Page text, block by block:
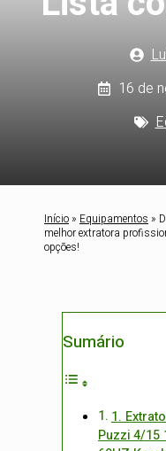
16 de
Início» Equipamentos »
melhor extratora
opções!
Sumário
1.
Puzzi 4/15